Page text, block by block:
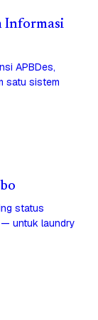
Informasi
APBDes,
satu sistem
status
— untuk laundry